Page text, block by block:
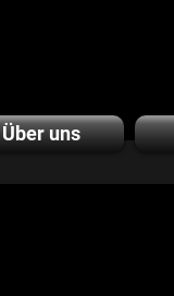
Über uns